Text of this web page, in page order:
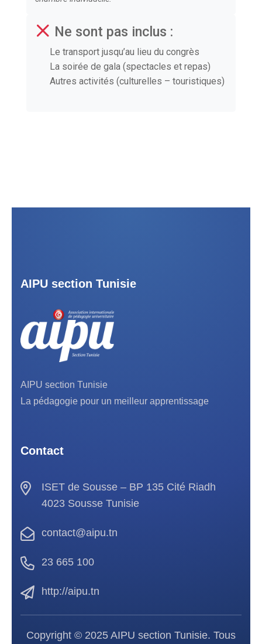
Ne sont pas inclus :
Le transport jusqu’au lieu du congrès
La soirée de gala (spectacles et repas)
Autres activités (culturelles – touristiques)
AIPU section Tunisie
AIPU section Tunisie
La pédagogie pour un meilleur apprentissage
Contact
ISET de Sousse – BP 135 Cité Riadh
4023 Sousse Tunisie
contact@aipu.tn
23 665 100
http://aipu.tn
Copyright © 2025 AIPU section Tunisie. Tous